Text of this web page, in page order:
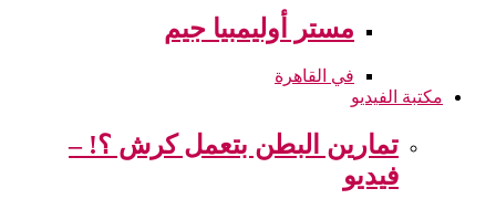
مستر أوليمبيا جيم
في القاهرة
مكتبة الفيديو
تمارين البطن بتعمل كرش ؟! –
فيديو